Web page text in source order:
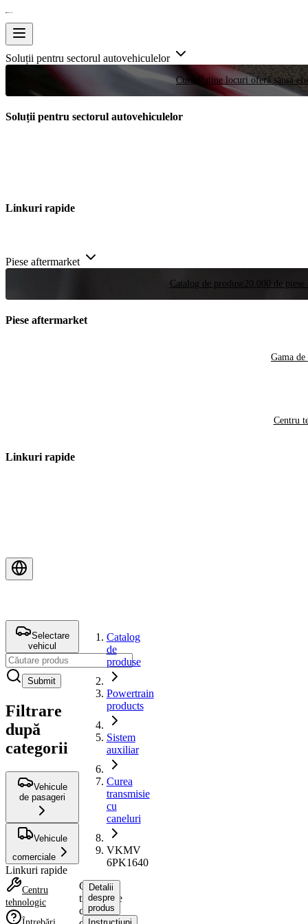
Soluții pentru sectorul autovehiculelor
Curse Puține locuri oferă șansa
Soluții pentru sectorul autovehiculelor
Linkuri rapide
Piese aftermarket
Catalog de produse 20.000 de
Piese aftermarket
Gama de
Centru
Linkuri rapide
Selectare
vehicul
Submit
Filtrare
după
categorii
Vehicule
de pasageri
Vehicule
comerciale
Linkuri rapide
Centru
tehnologic
Catalog
de
produse
Powertrain
products
Sistem
auxiliar
Curea
transmisie
cu
caneluri
VKMV
6PK1640
Curea
transmisie
cu
Detalii
despre
produs